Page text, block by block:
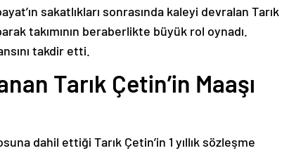
sakatlıkları sonrasında kaleyi devralan Tarık
takımının beraberlikte büyük rol oynadı.
takdir etti.
Tarık Çetin’in Maaşı
dahil ettiği Tarık Çetin’in 1 yıllık sözleşme